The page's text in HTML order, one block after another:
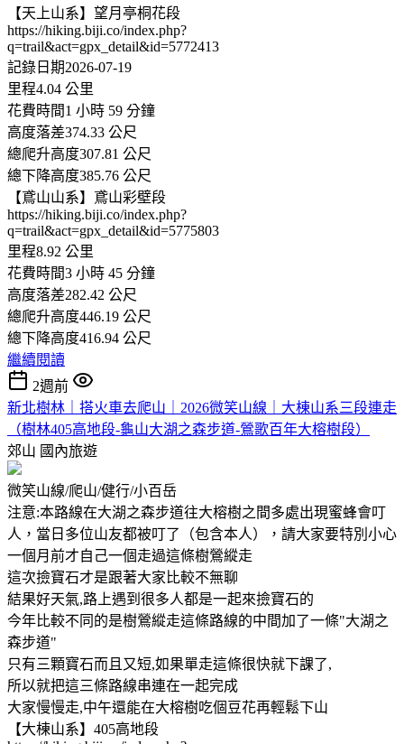
【天上山系】望月亭桐花段
https://hiking.biji.co/index.php?
q=trail&act=gpx_detail&id=5772413
記錄日期2026-07-19
里程4.04 公里
花費時間1 小時 59 分鐘
高度落差374.33 公尺
總爬升高度307.81 公尺
總下降高度385.76 公尺
【鳶山山系】鳶山彩壁段
https://hiking.biji.co/index.php?
q=trail&act=gpx_detail&id=5775803
里程8.92 公里
花費時間3 小時 45 分鐘
高度落差282.42 公尺
總爬升高度446.19 公尺
總下降高度416.94 公尺
繼續閱讀
2週前
新北樹林｜搭火車去爬山｜2026微笑山線｜大棟山系三段連走
（樹林405高地段-龜山大湖之森步道-鶯歌百年大榕樹段）
郊山 國內旅遊
微笑山線/爬山/健行/小百岳
注意:本路線在大湖之森步道往大榕樹之間多處出現蜜蜂會叮
人，當日多位山友都被叮了（包含本人），請大家要特別小心
一個月前才自己一個走過這條樹鶯縱走
這次撿寶石才是跟著大家比較不無聊
結果好天氣,路上遇到很多人都是一起來撿寶石的
今年比較不同的是樹鶯縱走這條路線的中間加了一條"大湖之
森步道"
只有三顆寶石而且又短,如果單走這條很快就下課了,
所以就把這三條路線串連在一起完成
大家慢慢走,中午還能在大榕樹吃個豆花再輕鬆下山
【大棟山系】405高地段